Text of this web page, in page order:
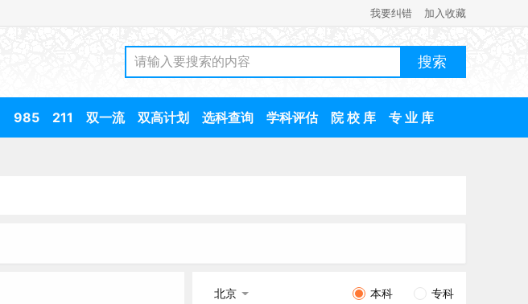
我要纠错 加入收藏
985 211 双一流 双高计划 选科查询 学科评估 院 校 库 专 业 库
北京 本科 专科